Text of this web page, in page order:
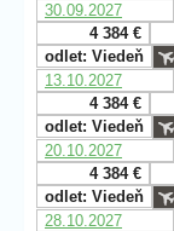
30.09.2027
4 384 €
odlet: Viedeň
13.10.2027
4 384 €
odlet: Viedeň
20.10.2027
4 384 €
odlet: Viedeň
28.10.2027